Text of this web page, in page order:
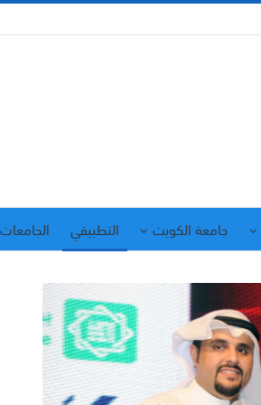
جامعة الكويت التطبيقي